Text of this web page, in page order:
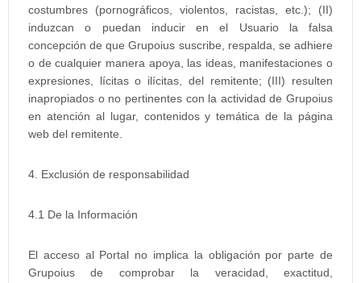
costumbres (pornográficos, violentos, racistas, etc.); (II)
induzcan o puedan inducir en el Usuario la falsa
concepción de que Grupoius suscribe, respalda, se adhiere
o de cualquier manera apoya, las ideas, manifestaciones o
expresiones, lícitas o ilícitas, del remitente; (III) resulten
inapropiados o no pertinentes con la actividad de Grupoius
en atención al lugar, contenidos y temática de la página
web del remitente.
4. Exclusión de responsabilidad
4.1 De la Información
El acceso al Portal no implica la obligación por parte de
Grupoius de comprobar la veracidad, exactitud,